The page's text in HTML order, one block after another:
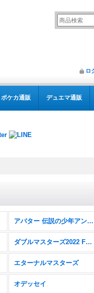
ロ
ポケカ通販 デュエマ通販
アバター 伝説の少年アン・エターナル使用可能カード
ダブルマスターズ2022 FOIL
エターナルマスターズ
オデッセイ